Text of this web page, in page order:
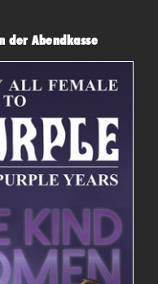
der Abendkasse